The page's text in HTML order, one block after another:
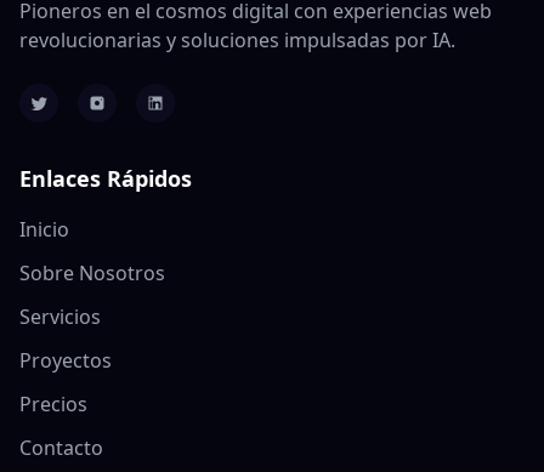
Pioneros en el cosmos digital con experiencias web
revolucionarias y soluciones impulsadas por IA.
Enlaces Rápidos
Inicio
Sobre Nosotros
Servicios
Proyectos
Precios
Contacto